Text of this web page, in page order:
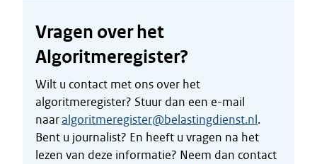
Vragen over het
Algoritmeregister?
Wilt u contact met ons over het
algoritmeregister? Stuur dan een e-mail
naaralgoritmeregister@belastingdienst.nl .
Bent u journalist? En heeft u vragen na het
lezen van deze informatie? Neem dan contact